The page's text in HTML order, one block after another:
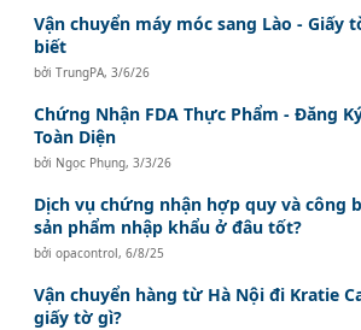
Vận chuyển máy móc sang Lào - Giấy
biết
bởiTrungPA,3/6/26
Chứng Nhận FDA Thực Phẩm - Đăng
Toàn Diện
bởi Ngọc Phụng,3/3/26
Dịch vụ chứng nhận hợp quy và công
sản phẩm nhập khẩu ở đâu tốt?
bởiopacontrol,6/8/25
Vận chuyển hàng từ Hà Nội đi Kratie
giấy tờ gì?